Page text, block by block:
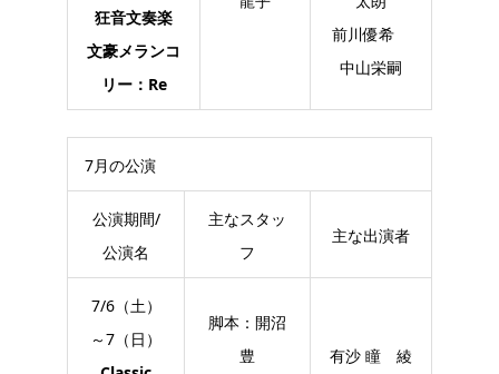
狂音文奏楽
文豪メランコ
リー：Re
前川優希
中山栄嗣
7月の公演
公演期間/
公演名
主なスタッ
フ
主な出演者
7/6（土）
～7（日）
脚本：開沼
豊
有沙 瞳 綾